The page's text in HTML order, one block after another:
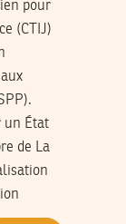
pour
(CTIJ)
un État
de La